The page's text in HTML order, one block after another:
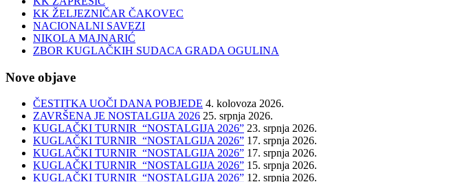
KK ŽELJEZNIČAR ČAKOVEC
NACIONALNI SAVEZI
NIKOLA MAJNARIĆ
ZBOR KUGLAČKIH SUDACA GRADA OGULINA
Nove objave
ČESTITKA UOČI DANA POBJEDE 4. kolovoza 2026.
ZAVRŠENA JE NOSTALGIJA 2026 25. srpnja 2026.
KUGLAČKI TURNIR “NOSTALGIJA 2026” 23. srpnja 2026.
KUGLAČKI TURNIR “NOSTALGIJA 2026” 17. srpnja 2026.
KUGLAČKI TURNIR “NOSTALGIJA 2026” 17. srpnja 2026.
KUGLAČKI TURNIR “NOSTALGIJA 2026” 15. srpnja 2026.
KUGLAČKI TURNIR “NOSTALGIJA 2026” 12. srpnja 2026.